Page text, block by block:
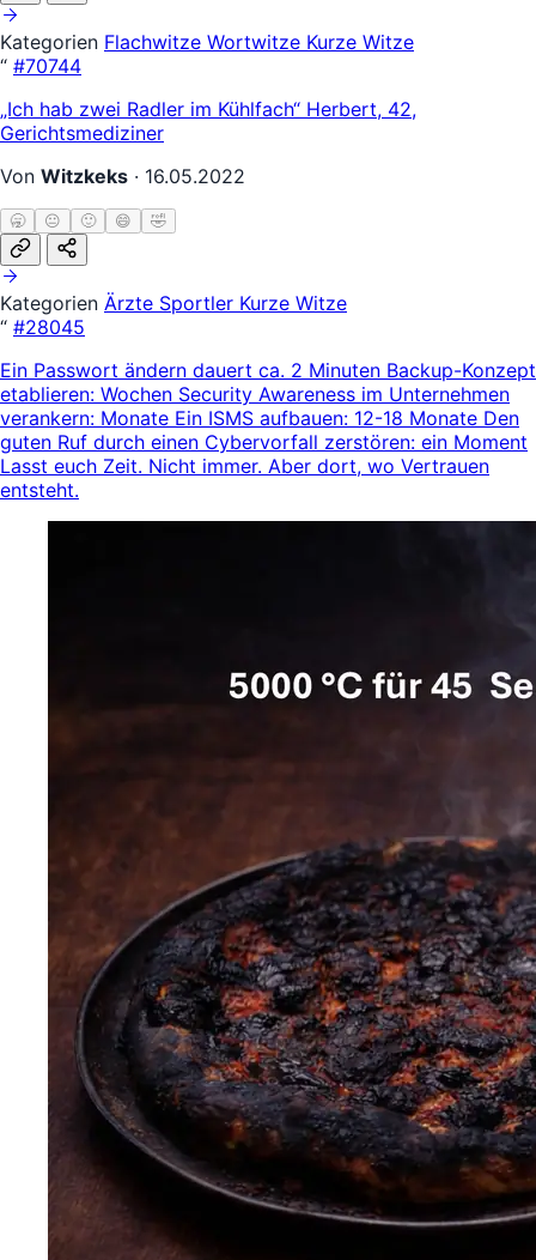
Kategorien Flachwitze Wortwitze Kurze Witze
“ #70744
„Ich hab zwei Radler im Kühlfach“ Herbert, 42,
Gerichtsmediziner
Von Witzkeks · 16.05.2022
🥱 😐 🙂 😄 🤣
Kategorien Ärzte Sportler Kurze Witze
“ #28045
Ein Passwort ändern dauert ca. 2 Minuten Backup-Konzept
etablieren: Wochen Security Awareness im Unternehmen
verankern: Monate Ein ISMS aufbauen: 12-18 Monate Den
guten Ruf durch einen Cybervorfall zerstören: ein Moment
Lasst euch Zeit. Nicht immer. Aber dort, wo Vertrauen
entsteht.